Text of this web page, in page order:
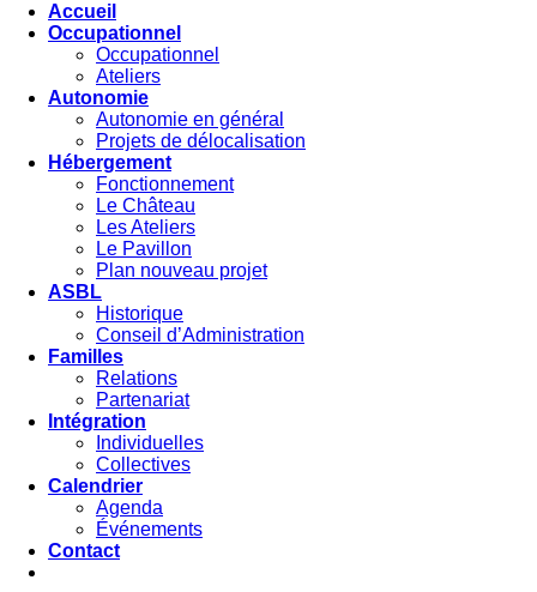
Accueil
Occupationnel
Occupationnel
Ateliers
Autonomie
Autonomie en général
Projets de délocalisation
Hébergement
Fonctionnement
Le Château
Les Ateliers
Le Pavillon
Plan nouveau projet
ASBL
Historique
Conseil d’Administration
Familles
Relations
Partenariat
Intégration
Individuelles
Collectives
Calendrier
Agenda
Événements
Contact